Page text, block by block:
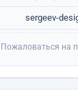
sergeev-
Пожаловаться на